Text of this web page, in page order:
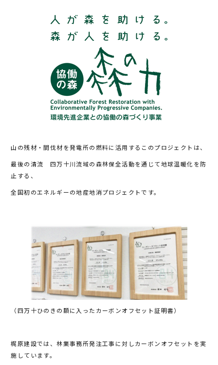
山の残材・間伐材を発電所の燃料に活用するこのプロジェクトは、
最後の清流 四万十川流域の森林保全活動を通じて地球温暖化を防
止する、
全国初のエネルギーの地産地消プロジェクトです。
（四万十ひのきの額に入ったカーボンオフセット証明書）
梶原建設では、林業事務所発注工事に対しカーボンオフセットを実
施しています。